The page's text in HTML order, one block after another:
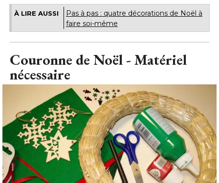
À LIRE AUSSI
Pas à pas : quatre décorations de Noël à
faire soi-même
Couronne de Noël - Matériel
nécessaire